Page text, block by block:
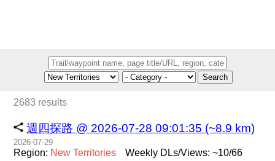
Search
2683 results
週四探路 @ 2026-07-28 09:01:35 (~8.9 km)
2026-07-29
Region: New Territories Weekly DLs/Views: ~10/66